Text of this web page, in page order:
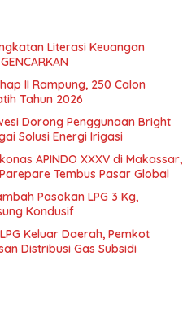
Literasi Keuangan
II Rampung, 250 Calon
Tahun 2026
Dorong Penggunaan Bright
Solusi Energi Irigasi
APINDO XXXV di Makassar,
Tembus Pasar Global
Pasokan LPG 3 Kg,
Kondusif
Keluar Daerah, Pemkot
Distribusi Gas Subsidi